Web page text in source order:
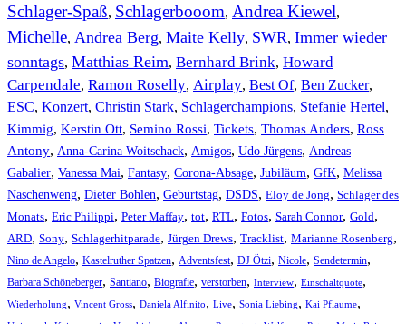
Schlager-Spaß, Schlagerbooom, Andrea Kiewel,
Michelle, Andrea Berg, Maite Kelly, SWR, Immer wieder
sonntags, Matthias Reim, Bernhard Brink, Howard
Carpendale, Ramon Roselly, Airplay, Best Of, Ben Zucker,
ESC, Konzert, Christin Stark, Schlagerchampions, Stefanie Hertel,
Kimmig, Kerstin Ott, Semino Rossi, Tickets, Thomas Anders, Ross
Antony, Anna-Carina Woitschack, Amigos, Udo Jürgens, Andreas
Gabalier, Vanessa Mai, Fantasy, Corona-Absage, Jubiläum, GfK, Melissa
Naschenweng, Dieter Bohlen, Geburtstag, DSDS, Eloy de Jong, Schlager des
Monats, Eric Philippi, Peter Maffay, tot, RTL, Fotos, Sarah Connor, Gold,
ARD, Sony, Schlagerhitparade, Jürgen Drews, Tracklist, Marianne Rosenberg,
Nino de Angelo, Kastelruther Spatzen, Adventsfest, DJ Ötzi, Nicole, Sendetermin,
Barbara Schöneberger, Santiano, Biografie, verstorben, Interview, Einschaltquote,
Wiederholung, Vincent Gross, Daniela Alfinito, Live, Sonia Liebing, Kai Pflaume,